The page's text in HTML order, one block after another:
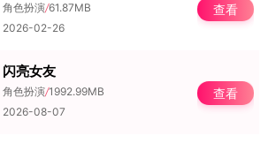
角色扮演/61.87MB
2026-02-26
查看
闪亮女友
角色扮演/1992.99MB
2026-08-07
查看